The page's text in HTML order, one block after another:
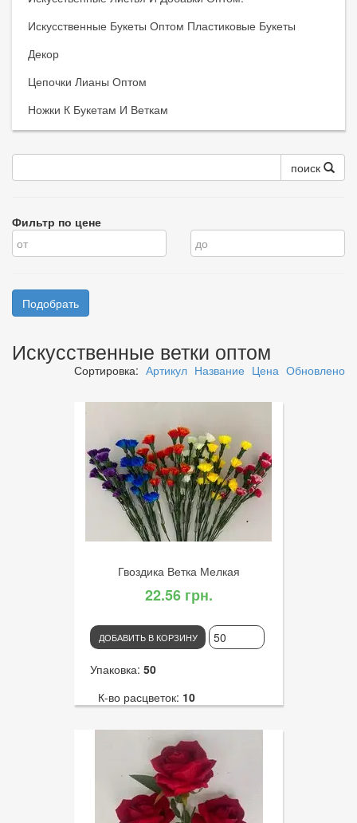
Искусственные Букеты Оптом Пластиковые Букеты
Декор
Цепочки Лианы Оптом
Ножки К Букетам И Веткам
поиск
Фильтр по цене
Искусственные ветки оптом
Сортировка: Артикул Название Цена Обновлено
Гвоздика Ветка Мелкая
22.56 грн.
ДОБАВИТЬ В КОРЗИНУ
Упаковка: 50
К-во расцветок: 10
К-во голов:12
Артикул:2798
Диаметр цветка:2